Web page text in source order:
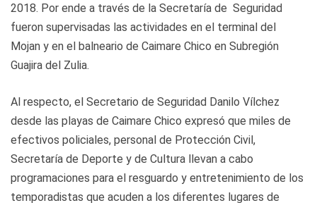
2018. Por ende a través de la Secretaría de Seguridad
fueron supervisadas las actividades en el terminal del
Mojan y en el balneario de Caimare Chico en Subregión
Guajira del Zulia.
Al respecto, el Secretario de Seguridad Danilo Vílchez
desde las playas de Caimare Chico expresó que miles de
efectivos policiales, personal de Protección Civil,
Secretaría de Deporte y de Cultura llevan a cabo
programaciones para el resguardo y entretenimiento de los
temporadistas que acuden a los diferentes lugares de